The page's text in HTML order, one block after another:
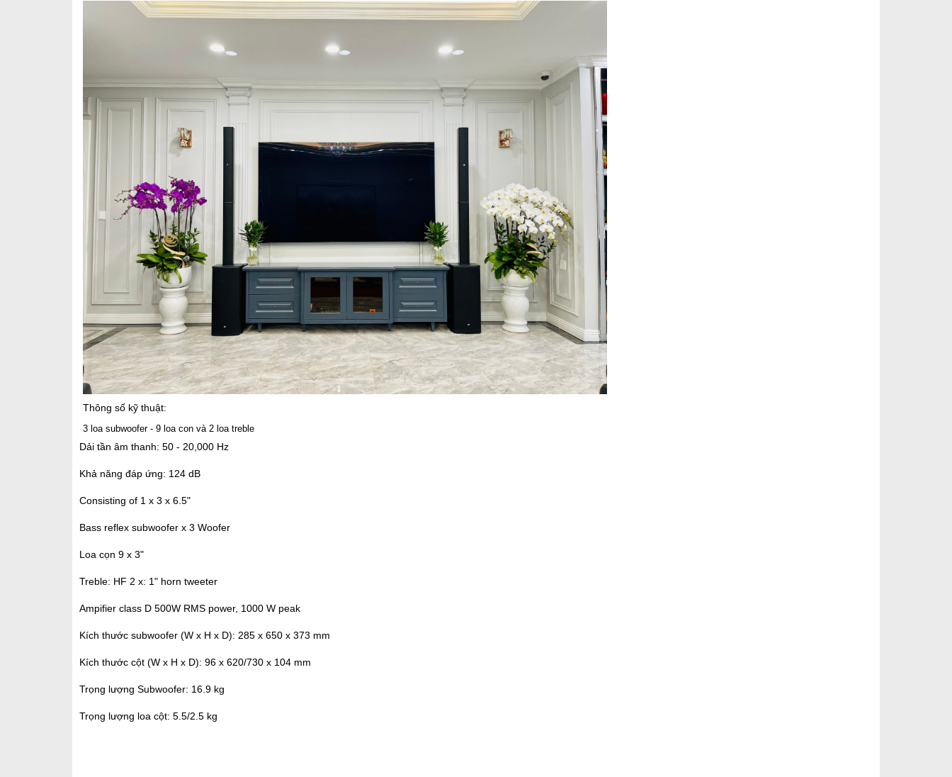
Thông số kỹ thuật:
3 loa subwoofer - 9 loa con và 2 loa treble
Dải tần âm thanh: 50 - 20,000 Hz
Khả năng đáp ứng: 124 dB
Consisting of 1 x 3 x 6.5"
Bass reflex subwoofer x 3 Woofer
Loa cọn 9 x 3"
Treble: HF 2 x: 1" horn tweeter
Ampifier class D 500W RMS power, 1000 W peak
Kích thước subwoofer (W x H x D): 285 x 650 x 373 mm
Kích thước cột (W x H x D): 96 x 620/730 x 104 mm
Trọng lượng Subwoofer: 16.9 kg
Trọng lượng loa cột: 5.5/2.5 kg